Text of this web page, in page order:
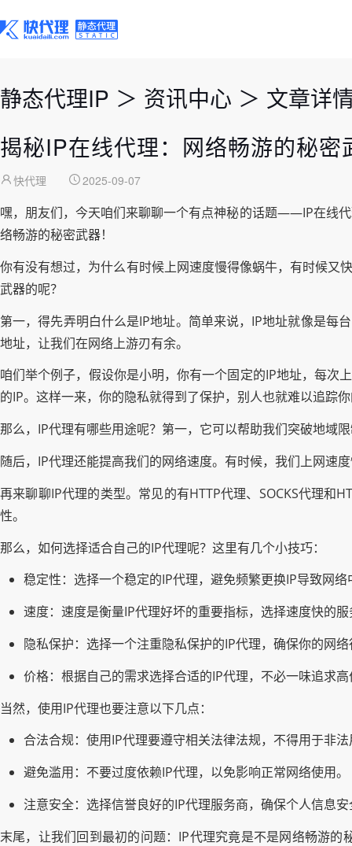
静态代理IP ＞ 资讯中心 ＞ 文章详
揭秘IP在线代理：网络畅游的秘密
快代理 2025-09-07
嘿，朋友们，今天咱们来聊聊一个有点神秘的话题——IP在线
络畅游的秘密武器！
你有没有想过，为什么有时候上网速度慢得像蜗牛，有时候又
武器的呢？
第一，得先弄明白什么是IP地址。简单来说，IP地址就像是每
地址，让我们在网络上游刃有余。
咱们举个例子，假设你是小明，你有一个固定的IP地址，每次
的IP。这样一来，你的隐私就得到了保护，别人也就难以追踪
那么，IP代理有哪些用途呢？第一，它可以帮助我们突破地域
随后，IP代理还能提高我们的网络速度。有时候，我们上网速
再来聊聊IP代理的类型。常见的有HTTP代理、SOCKS代理和
性。
那么，如何选择适合自己的IP代理呢？这里有几个小技巧：
稳定性：选择一个稳定的IP代理，避免频繁更换IP导致网络
速度：速度是衡量IP代理好坏的重要指标，选择速度快的
隐私保护：选择一个注重隐私保护的IP代理，确保你的网
价格：根据自己的需求选择合适的IP代理，不必一味追求
当然，使用IP代理也要注意以下几点：
合法合规：使用IP代理要遵守相关法律法规，不得用于非
避免滥用：不要过度依赖IP代理，以免影响正常网络使用。
注意安全：选择信誉良好的IP代理服务商，确保个人信息
末尾，让我们回到最初的问题：IP代理究竟是不是网络畅游